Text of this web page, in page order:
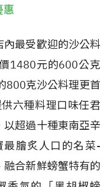
惠
最受歡迎的沙公料
1480元的600公克
800克沙公料理更首
六種料理口味任君
超過十種東南亞辛
膾炙人口的名菜-
融合新鮮螃蟹特有的